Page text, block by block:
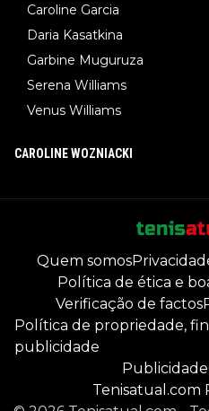
Caroline Garcia
Daria Kasatkina
Garbine Muguruza
Serena Williams
Venus Williams
CAROLINE WOZNIACKI
Quem somos
Política de ética e
Verificação de factos
Política de propriedade,
publicidade
Publicidade
Tenisatual.com